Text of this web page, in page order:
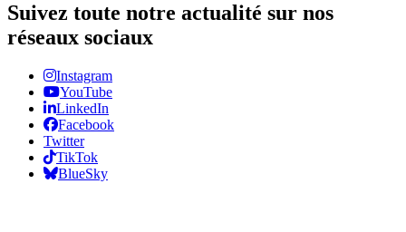
Suivez toute notre actualité sur nos
réseaux sociaux
Instagram
YouTube
LinkedIn
Facebook
Twitter
TikTok
BlueSky